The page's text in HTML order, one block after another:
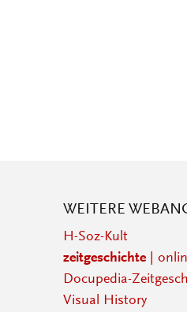
WEITERE
H-Soz-Kult
zeitgeschichte|
Docupedia-
Visual History